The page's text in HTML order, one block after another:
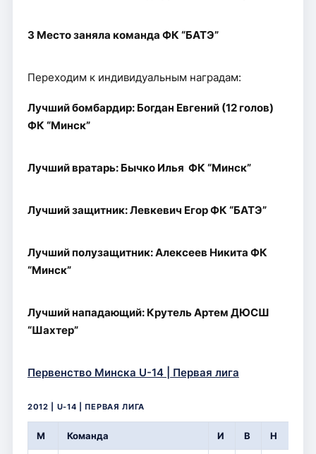
3 Место заняла команда ФК “БАТЭ”
Переходим к индивидуальным наградам:
Лучший бомбардир: Богдан Евгений (12 голов)
ФК “Минск”
Лучший вратарь: Бычко Илья ФК “Минск”
Лучший защитник: Левкевич Егор ФК “БАТЭ”
Лучший полузащитник: Алексеев Никита ФК
“Минск”
Лучший нападающий: Крутель Артем ДЮСШ
“Шахтер”
Первенство Минска U-14 | Первая лига
2012 | U-14 | ПЕРВАЯ ЛИГА
М Команда И В Н